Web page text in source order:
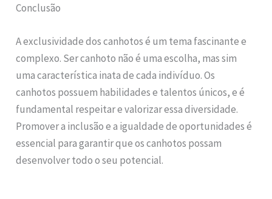
Conclusão
A exclusividade dos canhotos é um tema fascinante e
complexo. Ser canhoto não é uma escolha, mas sim
uma característica inata de cada indivíduo. Os
canhotos possuem habilidades e talentos únicos, e é
fundamental respeitar e valorizar essa diversidade.
Promover a inclusão e a igualdade de oportunidades é
essencial para garantir que os canhotos possam
desenvolver todo o seu potencial.